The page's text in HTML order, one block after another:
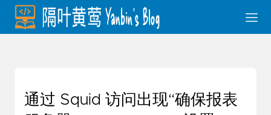
通过 Squid 访问出现“确保报表